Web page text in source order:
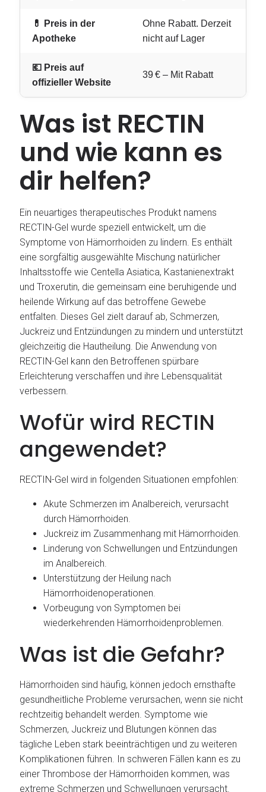
💊 Preis in der
Apotheke
Ohne Rabatt. Derzeit
nicht auf Lager
💶 Preis auf
offizieller Website
39 € – Mit Rabatt
Was ist RECTIN
und wie kann es
dir helfen?
Ein neuartiges therapeutisches Produkt namens
RECTIN-Gel wurde speziell entwickelt, um die
Symptome von Hämorrhoiden zu lindern. Es enthält
eine sorgfältig ausgewählte Mischung natürlicher
Inhaltsstoffe wie Centella Asiatica, Kastanienextrakt
und Troxerutin, die gemeinsam eine beruhigende und
heilende Wirkung auf das betroffene Gewebe
entfalten. Dieses Gel zielt darauf ab, Schmerzen,
Juckreiz und Entzündungen zu mindern und unterstützt
gleichzeitig die Hautheilung. Die Anwendung von
RECTIN-Gel kann den Betroffenen spürbare
Erleichterung verschaffen und ihre Lebensqualität
verbessern.
Wofür wird RECTIN
angewendet?
RECTIN-Gel wird in folgenden Situationen empfohlen:
Akute Schmerzen im Analbereich, verursacht
durch Hämorrhoiden.
Juckreiz im Zusammenhang mit Hämorrhoiden.
Linderung von Schwellungen und Entzündungen
im Analbereich.
Unterstützung der Heilung nach
Hämorrhoidenoperationen.
Vorbeugung von Symptomen bei
wiederkehrenden Hämorrhoidenproblemen.
Was ist die Gefahr?
Hämorrhoiden sind häufig, können jedoch ernsthafte
gesundheitliche Probleme verursachen, wenn sie nicht
rechtzeitig behandelt werden. Symptome wie
Schmerzen, Juckreiz und Blutungen können das
tägliche Leben stark beeinträchtigen und zu weiteren
Komplikationen führen. In schweren Fällen kann es zu
einer Thrombose der Hämorrhoiden kommen, was
extreme Schmerzen und Schwellungen verursacht.